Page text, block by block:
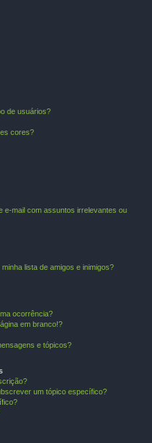
de usuários?
cores?
e-mail com assuntos irrelevantes ou
lista de amigos e inimigos?
ocorrência?
em branco!?
e tópicos?
um tópico específico?